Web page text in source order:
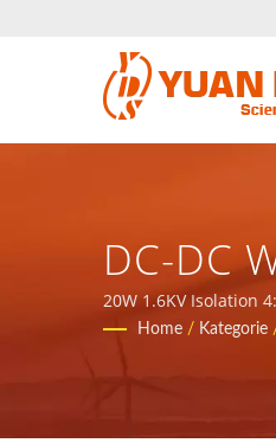
DC-DC
24PIN
Und
20W 1.6KV Isolation
Wir sind der
Home / Kategorie